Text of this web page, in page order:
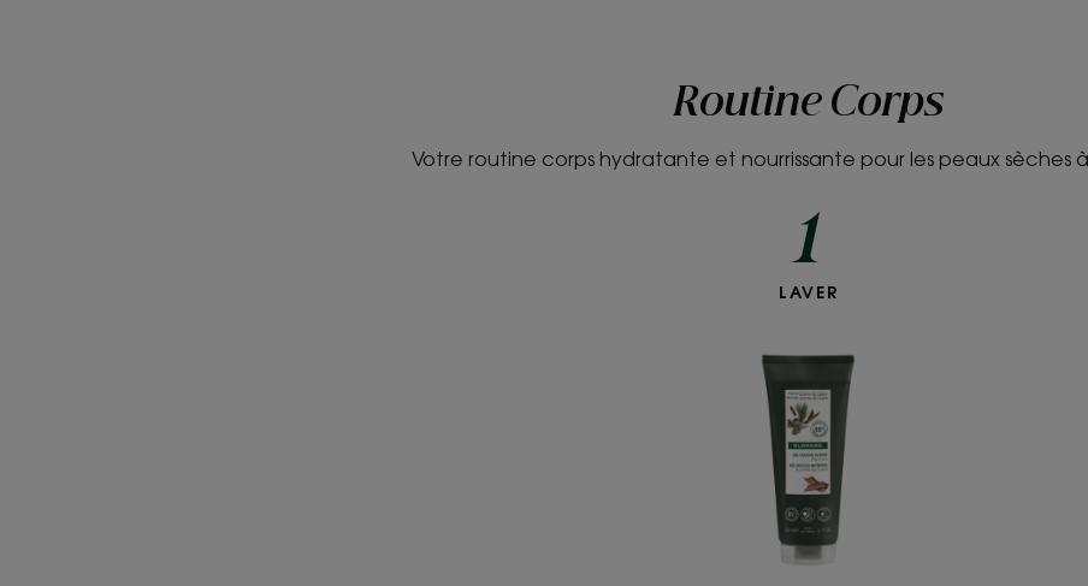
Routine Corps
Votre routine corps hydratante et nourrissante pour les peaux sèches
1
Gel
parfum
Ecorce
de
Cèdre
LAVER